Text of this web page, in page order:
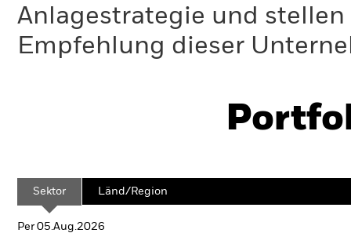
Anlagestrategie und
Empfehlung dieser
Sektor Länd/Region
Per 05.Aug.2026